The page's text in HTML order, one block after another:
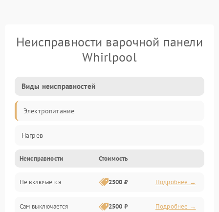
Неисправности варочной панели
Whirlpool
Виды неисправностей
Электропитание
Нагрев
Неисправности Стоимость
Не включается 2500 ₽ Подробнее →
Сам выключается 2500 ₽ Подробнее →